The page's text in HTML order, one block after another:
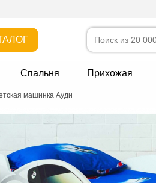
Спальня Прихожая
машинка Ауди